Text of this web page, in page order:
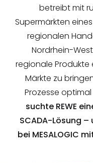
betreibt mit
Supermärkten
regionalen
Nordrhein-
regionale Produkte
Märkte zu
Prozesse
suchte REWE
SCADA-Lösung
bei MESALOGIC